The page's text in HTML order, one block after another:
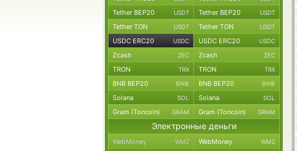
Tether BEP20 USDT Tether BEP20 USDT
Tether TON USDT Tether TON USDT
USDC ERC20 USDC USDC ERC20 USDC
Zcash ZEC Zcash ZEC
TRON TRX TRON TRX
BNB BEP20 BNB BNB BEP20 BNB
Solana SOL Solana SOL
Gram (Toncoin) GRAM Gram (Toncoin) GRAM
Электронные деньги
WebMoney WMZ WebMoney WMZ